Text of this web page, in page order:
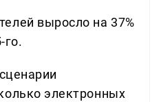
выросло на 37%
го.
электронных